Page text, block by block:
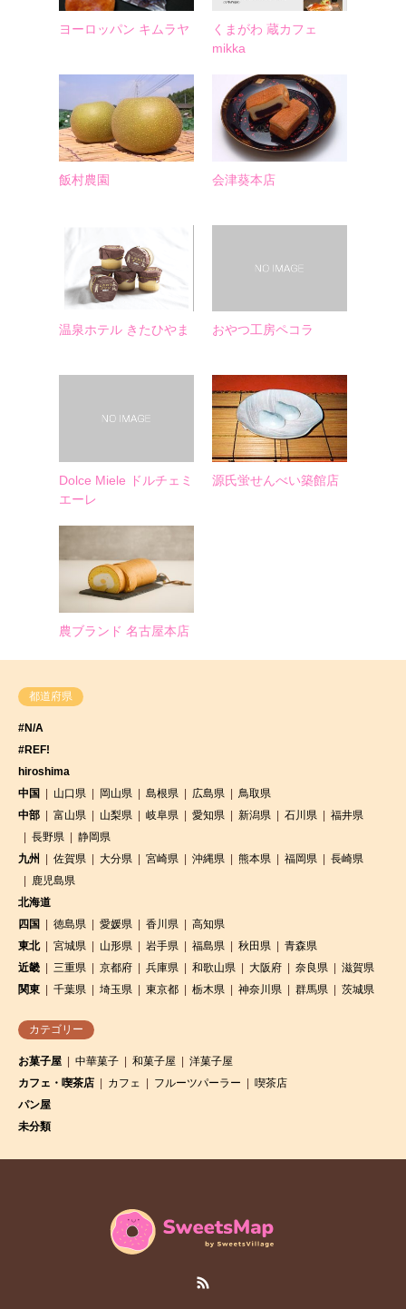
ヨーロッパン キムラヤ
くまがわ 蔵カフェ
mikka
飯村農園 会津葵本店
温泉ホテル きたひやま おやつ工房ペコラ
Dolce Miele ドルチェミ
エーレ
源氏蛍せんべい築館店
農ブランド 名古屋本店
都道府県
#N/A
#REF!
hiroshima
中国
山口県 岡山県 島根県 広島県
鳥取県
中部
富山県 山梨県 岐阜県 愛知県 新潟県 石川県
福井県
長野県
静岡県
九州
佐賀県 大分県 宮崎県 沖縄県 熊本県 福岡県
長崎県
鹿児島県
北海道
四国
徳島県 愛媛県 香川県
高知県
東北
宮城県 山形県 岩手県 福島県 秋田県
青森県
近畿
三重県 京都府 兵庫県 和歌山県 大阪府 奈良県
滋賀県
関東
千葉県 埼玉県 東京都 栃木県 神奈川県 群馬県 茨城県
カテゴリー
お菓子屋 中華菓子 和菓子屋
洋菓子屋
カフェ・喫茶店
カフェ フルーツパーラー
喫茶店
パン屋
未分類